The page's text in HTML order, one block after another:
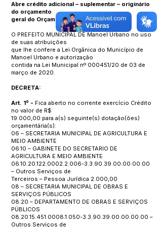
Abre crédito adicional – suplementar – originário
do orçamento
geral do Orçamento programa de 2020.
O PREFEITO MUNICIPAL DE Manoel Urbano no uso
de suas atribuições
que lhe confere a Lei Orgânica do Município de
Manoel Urbano e autorização
contida na Lei Municipal nº 000451/20 de 03 de
março de 2020.
DECRETA:
Art. 1º - Fica aberto no corrente exercício Crédito
no valor de R$
19.000,00 para a(s) seguinte(s) dotação(ões)
orçamentária(s):
06 – SECRETARIA MUNICIPAL DE AGRICULTURA E
MEIO AMBIENTE
06.10 – GABINETE DO SECRETARIO DE
AGRICULTURA E MEIO AMBIENTE
06.10.20.122.0002.2.006-3.3.90.39.00.00.00.00
– Outros Serviços de
Terceiros – Pessoa Jurídica 2.000,00
08 – SECRETARIA MUNICIPAL DE OBRAS E
SERVIÇOS PÚBLICOS
08.20 – DEPARTAMENTO DE OBRAS E SERVIÇOS
PÚBLICOS
08.20.15.451.0008.1.050-3.3.90.39.00.00.00.00 –
Outros Serviços de